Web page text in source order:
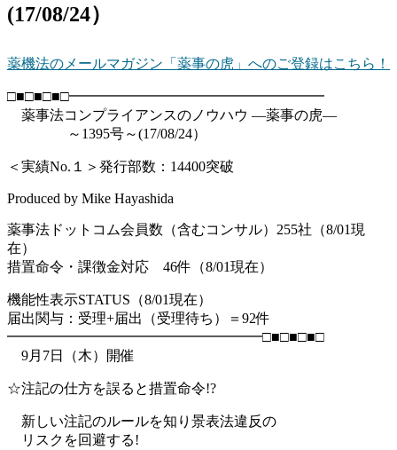
(17/08/24）
薬機法のメールマガジン「薬事の虎」へのご登録はこちら！
□■□■□■□━━━━━━━━━━━━━━━━━━
薬事法コンプライアンスのノウハウ ―薬事の虎―
～1395号～(17/08/24）
＜実績No.１＞発行部数：14400突破
Produced by Mike Hayashida
薬事法ドットコム会員数（含むコンサル）255社（8/01現
在）
措置命令・課徴金対応 46件（8/01現在）
機能性表示STATUS（8/01現在）
届出関与：受理+届出（受理待ち）＝92件
━━━━━━━━━━━━━━━━━━□■□■□■□
9月7日（木）開催
☆注記の仕方を誤ると措置命令!?
新しい注記のルールを知り景表法違反の
リスクを回避する!